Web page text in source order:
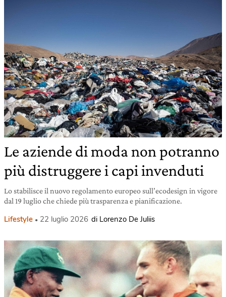
Le aziende di moda non potranno
più distruggere i capi invenduti
Lo stabilisce il nuovo regolamento europeo sull’ecodesign in vigore
dal 19 luglio che chiede più trasparenza e pianificazione.
Lifestyle 22 luglio 2026 di Lorenzo De Juliis